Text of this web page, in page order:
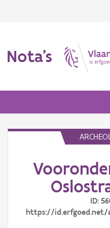
Nota's
Aanmelden
ID:
https://id.erfgoed.net/